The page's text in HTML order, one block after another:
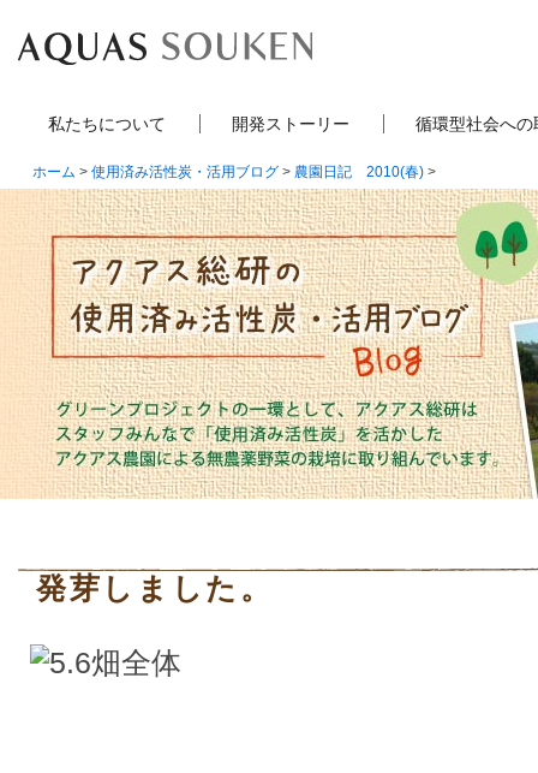
私たちについて 開発ストーリー 循環型社会への
ホーム > 使用済み活性炭・活用ブログ > 農園日記 2010(春) >
発芽しました。